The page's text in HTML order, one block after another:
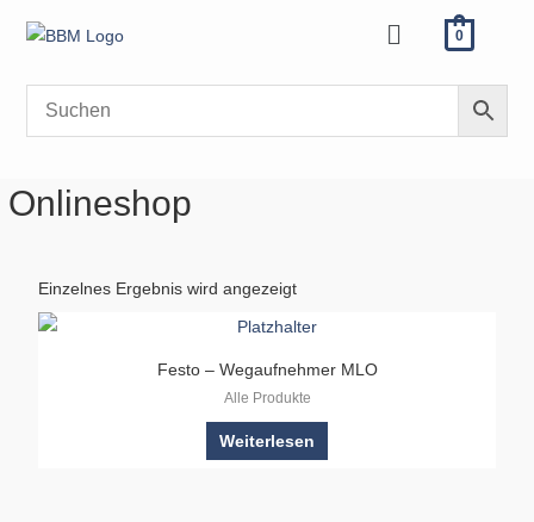
Inhalt
Menü 0
Onlineshop
Einzelnes Ergebnis wird angezeigt
Festo – Wegaufnehmer MLO
Alle Produkte
Weiterlesen